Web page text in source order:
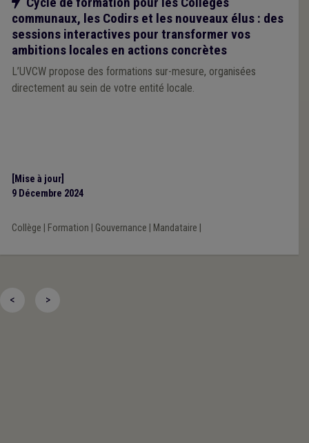
communaux, les Codirs et les nouveaux élus : des
sessions interactives pour transformer vos
ambitions locales en actions concrètes
L’UVCW propose des formations sur-mesure, organisées
directement au sein de votre entité locale.
[Mise à jour]
9 Décembre 2024
Collège Formation Gouvernance Mandataire
< >